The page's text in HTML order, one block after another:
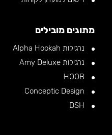
מתוגים מובילים
נרגילות Alpha Hookah
נרגילות Amy Deluxe